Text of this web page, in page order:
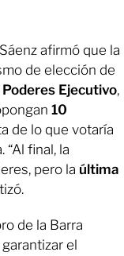
afirmó que la
de elección de
Poderes Ejecutivo,
10
de lo que votaría
final, la
pero la última
de la Barra
el